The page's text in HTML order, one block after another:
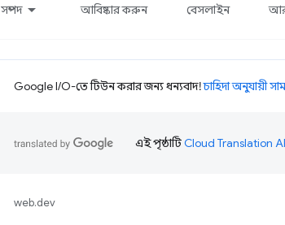
সম্পদ আবিষ্কার করুন বেসলাইন
Google I/O-তে টিউন করার জন্য ধন্যবাদ!চাহিদা অনুযায়ী
এই পৃষ্ঠাটিCloud Translation
web.dev